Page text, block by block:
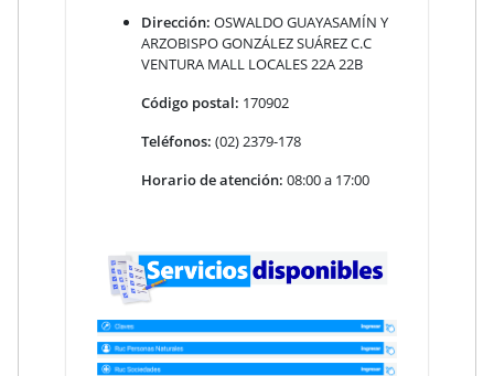
Dirección: OSWALDO GUAYASAMÍN Y
ARZOBISPO GONZÁLEZ SUÁREZ C.C
VENTURA MALL LOCALES 22A 22B
Código postal: 170902
Teléfonos: (02) 2379-178
Horario de atención: 08:00 a 17:00